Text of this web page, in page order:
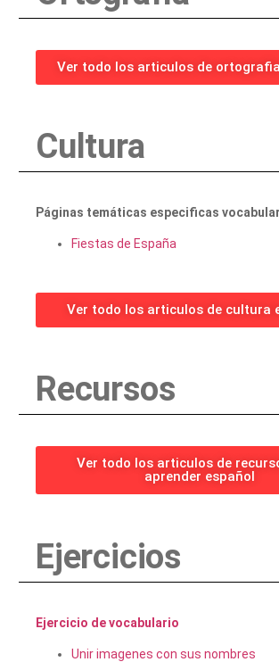
Ver todo los articulos de
Cultura
Páginas temáticas especificas
Fiestas de España
Ver todo los articulos de cultura
Recursos
Ver todo los articulos de
aprender español
Ejercicios
Ejercicio de vocabulario
Unir imagenes con sus nombres